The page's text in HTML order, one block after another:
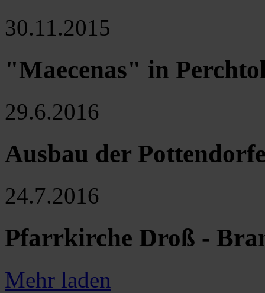
30.11.2015
"Maecenas" in
29.6.2016
Ausbau der
24.7.2016
Pfarrkirche Droß -
Mehr laden